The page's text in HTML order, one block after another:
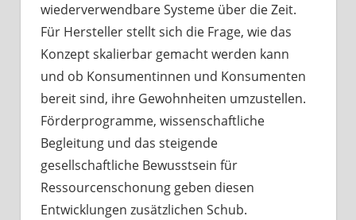
wiederverwendbare Systeme über die Zeit.
Für Hersteller stellt sich die Frage, wie das
Konzept skalierbar gemacht werden kann
und ob Konsumentinnen und Konsumenten
bereit sind, ihre Gewohnheiten umzustellen.
Förderprogramme, wissenschaftliche
Begleitung und das steigende
gesellschaftliche Bewusstsein für
Ressourcenschonung geben diesen
Entwicklungen zusätzlichen Schub.